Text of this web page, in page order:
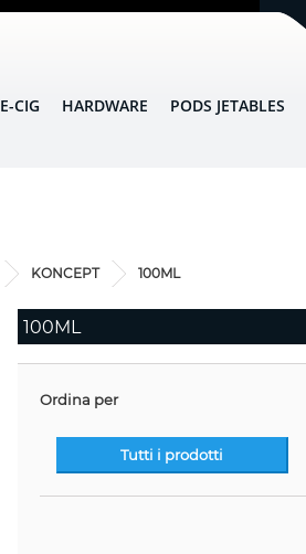
E-CIG HARDWARE PODS JETABLES
KONCEPT 100ML
100ML
Ordina per
Tutti i prodotti